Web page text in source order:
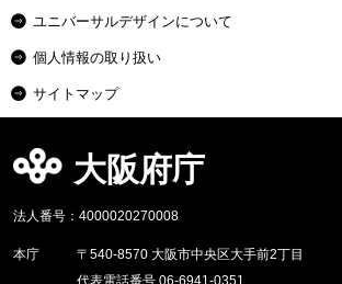
ユニバーサルデザインについて
個人情報の取り扱い
サイトマップ
大阪府庁
法人番号：4000020270008
本庁
〒540-8570 大阪市中央区大手前2丁目